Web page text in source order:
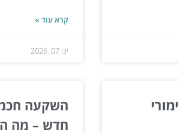
קרא עוד »
ינו 07, 2026
השקעה
חדש – מה